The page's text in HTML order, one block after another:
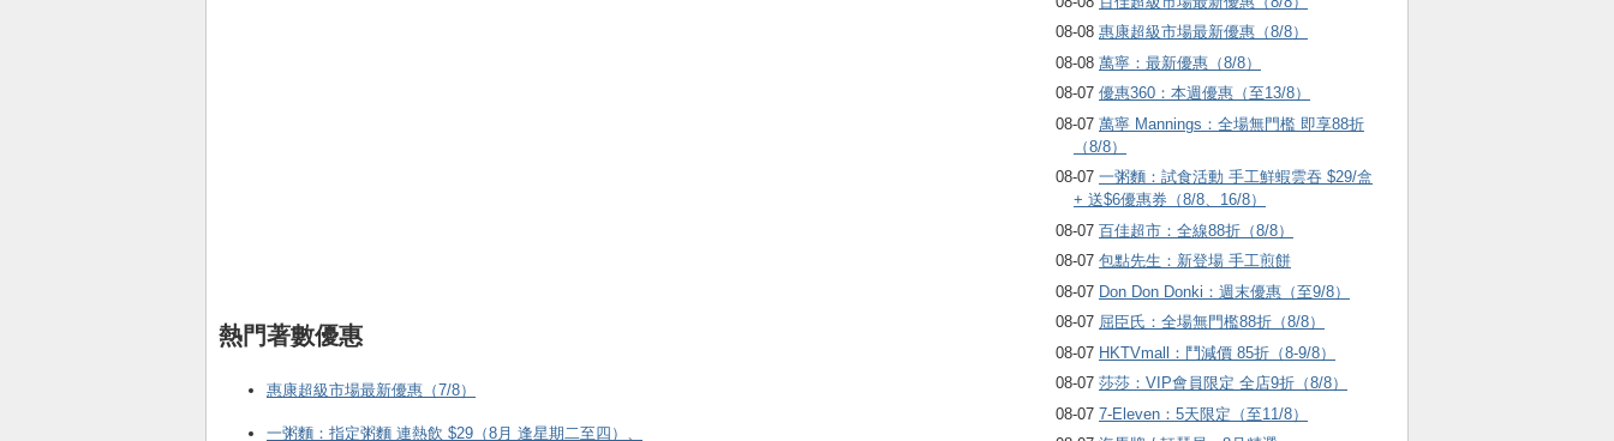
08-08 惠康超級市場最新優惠（8/8）
08-08 萬寧：最新優惠（8/8）
08-07 優惠360：本週優惠（至13/8）
08-07 萬寧 Mannings：全場無門檻 即享88折
（8/8）
08-07 一粥麵：試食活動 手工鮮蝦雲吞 $29/盒
+ 送$6優惠券（8/8、16/8）
08-07 百佳超市：全線88折（8/8）
08-07 包點先生：新登場 手工煎餅
08-07 Don Don Donki：週末優惠（至9/8）
08-07 屈臣氏：全場無門檻88折（8/8）
08-07 HKTVmall ：鬥減價 85折（8-9/8）
08-07 莎莎：VIP會員限定 全店9折（8/8）
08-07 7-Eleven：5天限定（至11/8）
熱門著數優惠
惠康超級市場最新優惠（7/8）
一粥麵：指定粥麵 連熱飲 $29（8月 逢星期二至四）、